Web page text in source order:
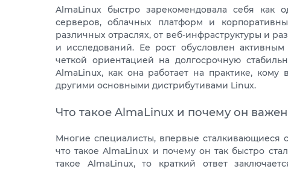
AlmaLinux быстро зарекомендовала себя
серверов, облачных платформ и
различных отраслях, от веб-инфраструктуры и
и исследований. Ее рост обусловлен
четкой ориентацией на долгосрочную
AlmaLinux, как она работает на практике,
другими основными дистрибутивами Linux.
Что такое AlmaLinux и почему он
Многие специалисты, впервые сталкивающиеся
что такое AlmaLinux и почему он так быстро
такое AlmaLinux, то краткий ответ